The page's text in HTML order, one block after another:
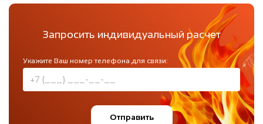
Запросить индивидуальный расчет
Укажите Ваш номер телефона для связи:
Отправить